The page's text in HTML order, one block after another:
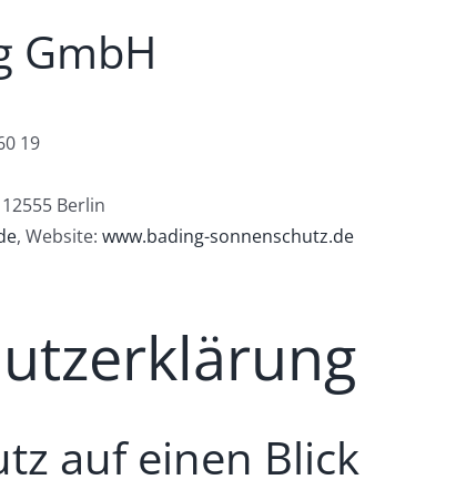
GmbH
19
Berlin
, Website: www.bading-sonnenschutz.de
auf einen Blick